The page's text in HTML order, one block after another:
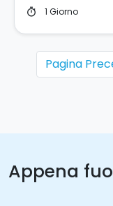
timer 1 Giorno
Pagina
Appena